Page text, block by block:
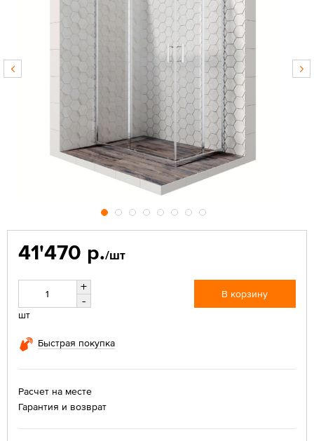
41'470 р./шт
+
-
шт
В корзину
Быстрая покупка
Расчет на месте
Гарантия и возврат